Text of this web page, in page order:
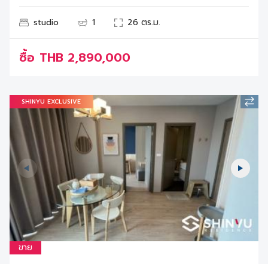
studio 1 26 ตร.ม.
ซื้อ THB 2,890,000
SHINYU EXCLUSIVE
ขาย